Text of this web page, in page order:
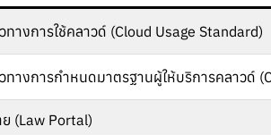
างการใช้คลาวด์ (Cloud Usage Standard)
างการกำหนดมาตรฐานผู้ให้บริการคลาวด์
(Law Portal)